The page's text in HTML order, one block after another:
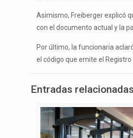
Asimismo, Freiberger explicó
con el documento actual y la
Por último, la funcionaria
el código que emite el Registro
Entradas relacionadas